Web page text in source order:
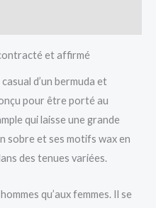
et affirmé
d’un bermuda et
pour être porté au
qui laisse une grande
sobre et ses motifs wax en
des tenues variées.
qu’aux femmes. Il se